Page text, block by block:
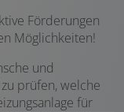
Förderungen
Möglichkeiten!
und
prüfen, welche
für